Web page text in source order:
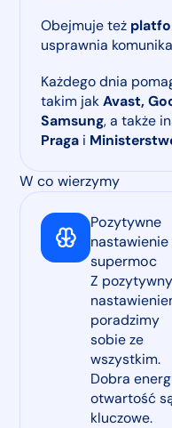
Obejmuje też
usprawnia
Każdego dnia
takim jakAvast,
Samsung, a także
Praga i
W co wierzymy
Pozytywne
nastawienie
supermoc
Z
poradzimy
sobie ze
wszystkim.
Dobra
otwartość
kluczowe.